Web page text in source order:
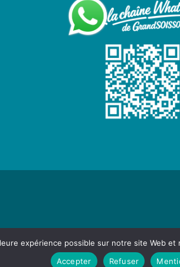
expérience possible sur notre site Web
Accepter
Refuser